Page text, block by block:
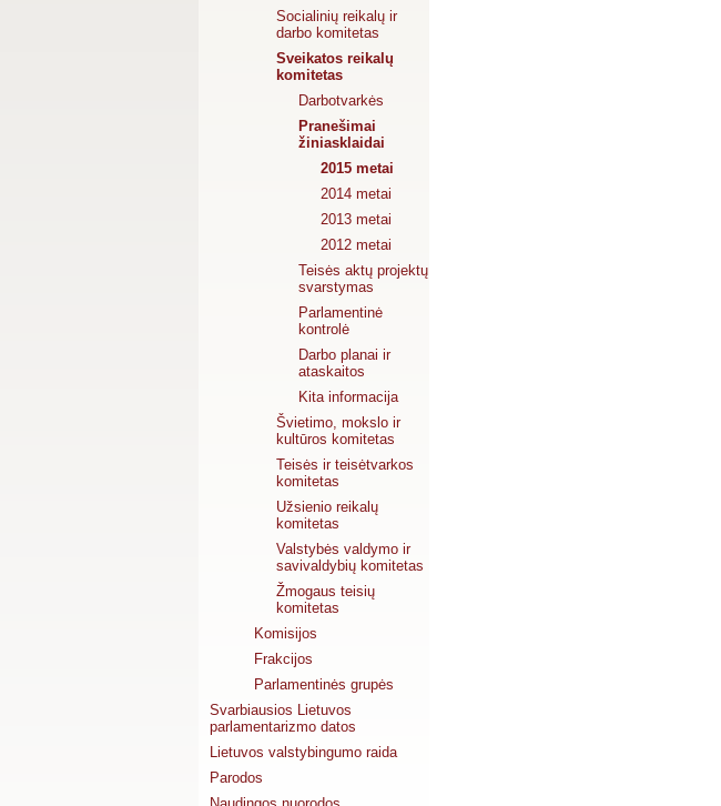
Socialinių reikalų ir
darbo komitetas
Sveikatos reikalų
komitetas
Darbotvarkės
Pranešimai
žiniasklaidai
2015 metai
2014 metai
2013 metai
2012 metai
Teisės aktų projektų
svarstymas
Parlamentinė
kontrolė
Darbo planai ir
ataskaitos
Kita informacija
Švietimo, mokslo ir
kultūros komitetas
Teisės ir teisėtvarkos
komitetas
Užsienio reikalų
komitetas
Valstybės valdymo ir
savivaldybių komitetas
Žmogaus teisių
komitetas
Komisijos
Frakcijos
Parlamentinės grupės
Svarbiausios Lietuvos
parlamentarizmo datos
Lietuvos valstybingumo raida
Parodos